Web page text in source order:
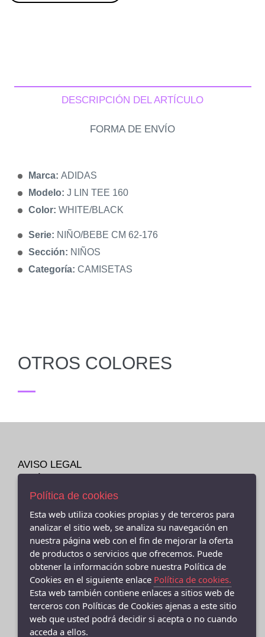
DESCRIPCIÓN DEL ARTÍCULO
FORMA DE ENVÍO
Marca: ADIDAS
Modelo: J LIN TEE 160
Color: WHITE/BLACK
Serie: NIÑO/BEBE CM 62-176
Sección: NIÑOS
Categoría: CAMISETAS
OTROS COLORES
AVISO LEGAL
POLÍTICA DE COOKIES
ENVÍOS Y DEVOLUCIONES
- (CEE ) AVDA.LINO RODRIGUEZ MADERO 9, Cee - 15270 (A
Coruña)
- (FISTERRA) C/ FEDERICO AVILA 7 BAJO (FINISTERRE), Fisterra -
15155 (A Coruña)
981 74 0671
Política de cookies
Esta web utiliza cookies propias y de terceros para
analizar el sitio web, se analiza su navegación en
nuestra página web con el fin de mejorar la oferta
de productos o servicios que ofrecemos. Puede
obtener la información sobre nuestra Política de
Cookies en el siguiente enlace Política de cookies.
Esta web también contiene enlaces a sitios web de
terceros con Políticas de Cookies ajenas a este sitio
web que usted podrá decidir si acepta o no cuando
acceda a ellos.